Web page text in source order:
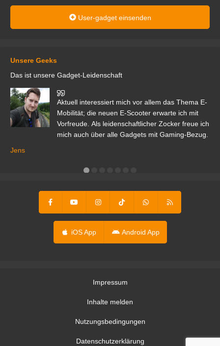
User-gadget einsenden
Unsere Geeks
Das ist unsere Gadget-Leidenschaft
Aktuell interessiert mich vor allem das Thema E-
Mobilität; die neuen E-Scooter erwarte ich mit
Vorfreude. Als leidenschaftlicher Zocker freue ich
mich auch über alle Gadgets mit Gaming-Bezug.
Jens
iOS App Android App
Impressum
Inhalte melden
Nutzungsbedingungen
Datenschutzerklärung